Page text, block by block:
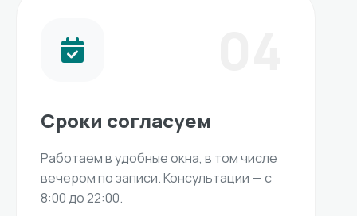
Сроки согласуем
Работаем в удобные окна, в том числе
вечером по записи. Консультации — с
8:00 до 22:00.